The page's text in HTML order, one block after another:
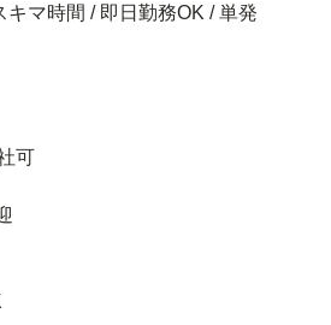
キマ時間 / 即日勤務OK / 単発
可